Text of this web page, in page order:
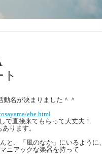
が決まりました＾＾
ebe.html
直接来てもらって大丈夫！
ります。
と、「風のなか」にいるように、
ニアックな楽器を持って